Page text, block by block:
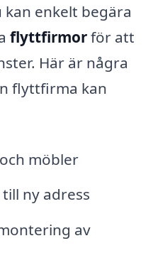
kan enkelt begära
flyttfirmorför att
Här är några
flyttfirma kan
möbler
ny adress
av